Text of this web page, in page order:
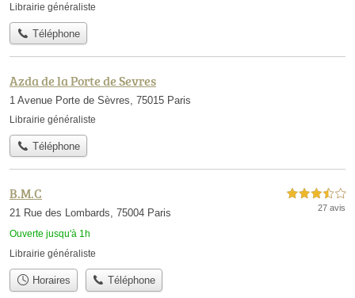
Librairie généraliste
Téléphone
Azda de la Porte de Sevres
1 Avenue Porte de Sèvres, 75015 Paris
Librairie généraliste
Téléphone
B.M.C
21 Rue des Lombards, 75004 Paris
Ouverte jusqu'à 1h
3,5 étoiles sur 5
27 avis
Librairie généraliste
Horaires Téléphone